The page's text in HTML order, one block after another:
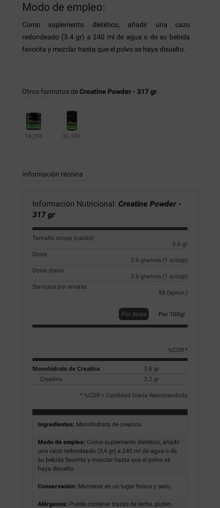
Modo de empleo:
Como suplemento dietético, añadir una cazo
redondeado (3.4 gr) a 240 ml de agua o de su bebida
favorita y mezclar hasta que el polvo se haya disuelto.
Otros formatos deCreatine Powder - 317 gr
14.39€ 36.35€
Información técnica
Información Nutricional: Creatine Powder -
317 gr
Tamaño scoop (cacito)
3.6 gr
Dosis
3.6 gramos (1 scoop)
Dosis diaria
3.6 gramos (1 scoop)
Servicios por envase
88 (aprox.)
Por dosis Por 100gr
%CDR *
Monohidrato de Creatina 3.6 gr
-
Creatina
3.2 gr -
* %CDR = Cantidad Diaria Recomendada
Ingredientes: Monohidrato de creatina.
Modo de empleo: Como suplemento dietético, añadir
una cazo redondeado (3,4 gr) a 240 ml de agua o de
su bebida favorita y mezclar hasta que el polvo se
haya disuelto.
Conservación: Mantener en un lugar fresco y seco.
Alérgenos: Puede contener trazas de leche, gluten,